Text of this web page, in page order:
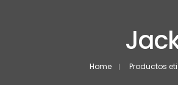
Home Productos